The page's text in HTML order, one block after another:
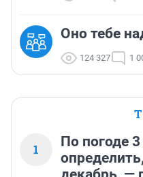
Оно тебе
124 327 1
1
По погоде